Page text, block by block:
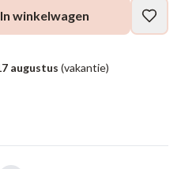
In winkelwagen
augustus (vakantie)